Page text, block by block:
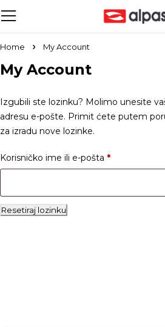
Home My Account
My Account
Izgubili ste lozinku? Molimo unesite
adresu e-pošte. Primit ćete putem
za izradu nove lozinke.
Korisničko ime ili e-pošta *
Resetiraj lozinku